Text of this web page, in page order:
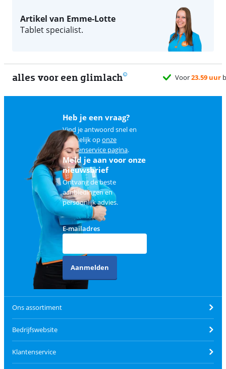
Artikel van Emme-Lotte
Tablet specialist.
alles voor een glimlach
Heb je een vraag?
Vind je antwoord snel en
makkelijk oponze
klantenservice pagina.
Meld je aan voor onze
nieuwsbrief
Ontvang de beste
aanbiedingen en
persoonlijk advies.
E-mailadres
Aanmelden
Ons assortiment
Bedrijfswebsite
Klantenservice